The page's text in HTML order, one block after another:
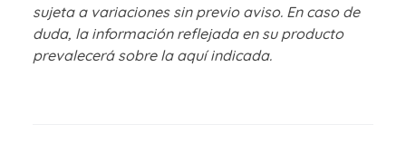
sujeta a variaciones sin previo aviso. En caso de
duda, la información reflejada en su producto
prevalecerá sobre la aquí indicada.